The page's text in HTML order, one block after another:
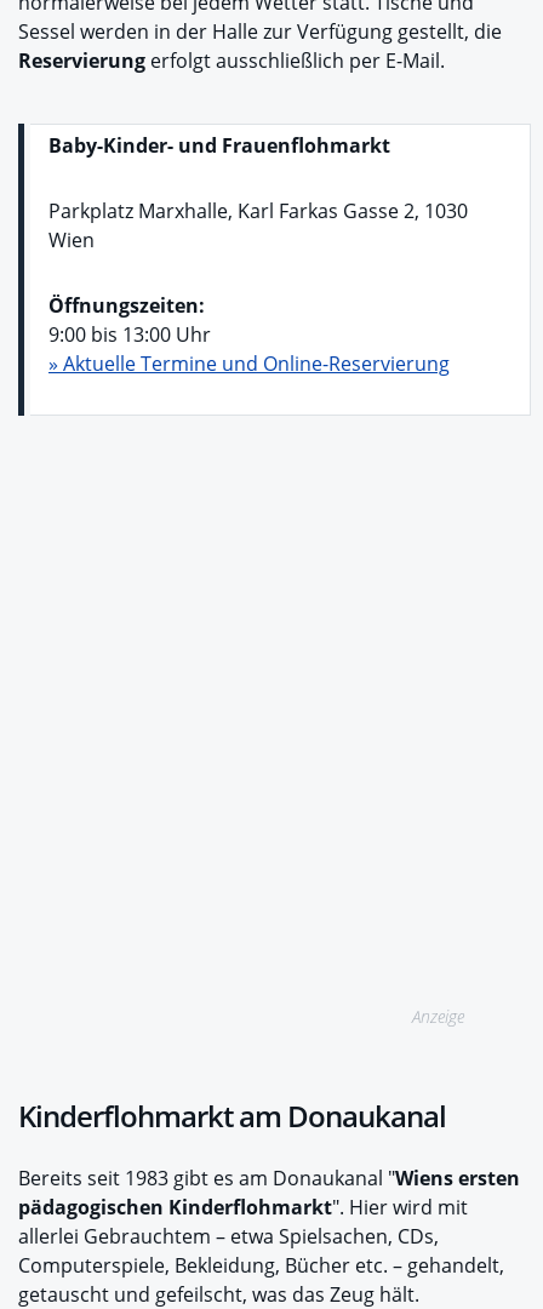
Sessel werden in der Halle zur Verfügung gestellt, die
Reservierung erfolgt ausschließlich per E-Mail.
Baby-Kinder- und Frauenflohmarkt
Parkplatz Marxhalle, Karl Farkas Gasse 2, 1030
Wien
Öffnungszeiten:
9:00 bis 13:00 Uhr
» Aktuelle Termine und Online-Reservierung
Anzeige
Kinderflohmarkt am Donaukanal
Bereits seit 1983 gibt es am Donaukanal "Wiens ersten
pädagogischen Kinderflohmarkt". Hier wird mit
allerlei Gebrauchtem – etwa Spielsachen, CDs,
Computerspiele, Bekleidung, Bücher etc. – gehandelt,
getauscht und gefeilscht, was das Zeug hält.